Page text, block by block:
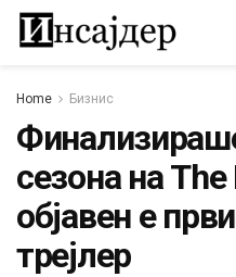
Home Бизнис
сезона на
објавен е
трејлер